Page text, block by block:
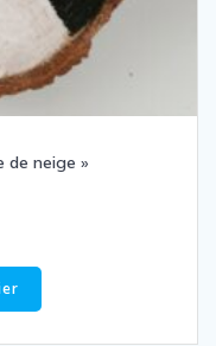
de neige »